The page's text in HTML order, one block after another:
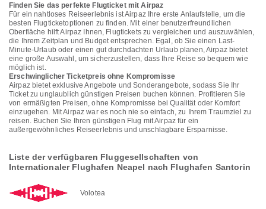
Finden Sie das perfekte Flugticket mit Airpaz
Für ein nahtloses Reiseerlebnis ist Airpaz Ihre erste Anlaufstelle, um die
besten Flugticketoptionen zu finden. Mit einer benutzerfreundlichen
Oberfläche hilft Airpaz Ihnen, Flugtickets zu vergleichen und auszuwählen,
die Ihrem Zeitplan und Budget entsprechen. Egal, ob Sie einen Last-
Minute-Urlaub oder einen gut durchdachten Urlaub planen, Airpaz bietet
eine große Auswahl, um sicherzustellen, dass Ihre Reise so bequem wie
möglich ist.
Erschwinglicher Ticketpreis ohne Kompromisse
Airpaz bietet exklusive Angebote und Sonderangebote, sodass Sie Ihr
Ticket zu unglaublich günstigen Preisen buchen können. Profitieren Sie
von ermäßigten Preisen, ohne Kompromisse bei Qualität oder Komfort
einzugehen. Mit Airpaz war es noch nie so einfach, zu Ihrem Traumziel zu
reisen. Buchen Sie Ihren günstigen Flug mit Airpaz für ein
außergewöhnliches Reiseerlebnis und unschlagbare Ersparnisse.
Liste der verfügbaren Fluggesellschaften von
Internationaler Flughafen Neapel nach Flughafen Santorin
Volotea